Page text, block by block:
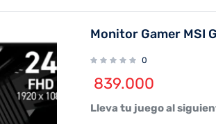
Monitor Gamer MSI
0
839.000
Lleva tu juego al